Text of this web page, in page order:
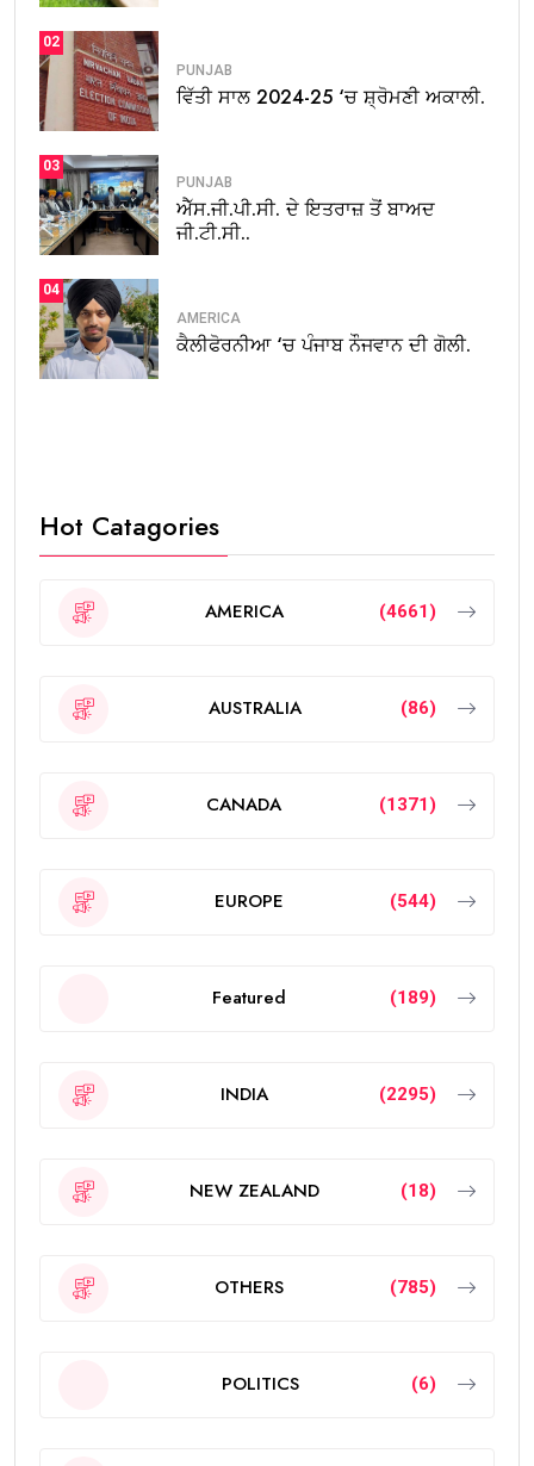
02
PUNJAB
ਵਿੱਤੀ ਸਾਲ 2024-25 ‘ਚ ਸ਼੍ਰੋਮਣੀ ਅਕਾਲੀ.
03
PUNJAB
ਐੱਸ.ਜੀ.ਪੀ.ਸੀ. ਦੇ ਇਤਰਾਜ਼ ਤੋਂ ਬਾਅਦ
ਜੀ.ਟੀ.ਸੀ..
04
AMERICA
ਕੈਲੀਫੋਰਨੀਆ ‘ਚ ਪੰਜਾਬ ਨੌਜਵਾਨ ਦੀ ਗੋਲੀ.
Hot Catagories
AMERICA (4661)
AUSTRALIA (86)
CANADA (1371)
EUROPE (544)
Featured (189)
INDIA (2295)
NEW ZEALAND (18)
OTHERS (785)
POLITICS (6)